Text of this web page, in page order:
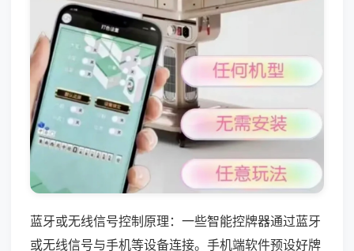
蓝牙或无线信号控制原理：一些智能控牌器通过蓝牙
或无线信号与手机等设备连接。手机端软件预设好牌